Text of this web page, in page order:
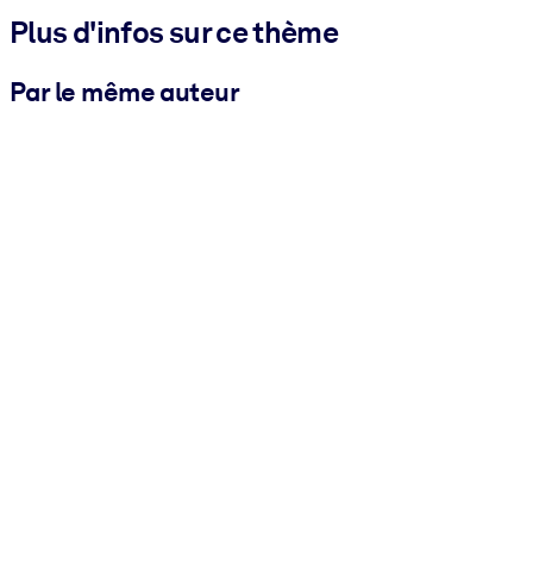
Plus d'infos sur ce thème
Par le même auteur